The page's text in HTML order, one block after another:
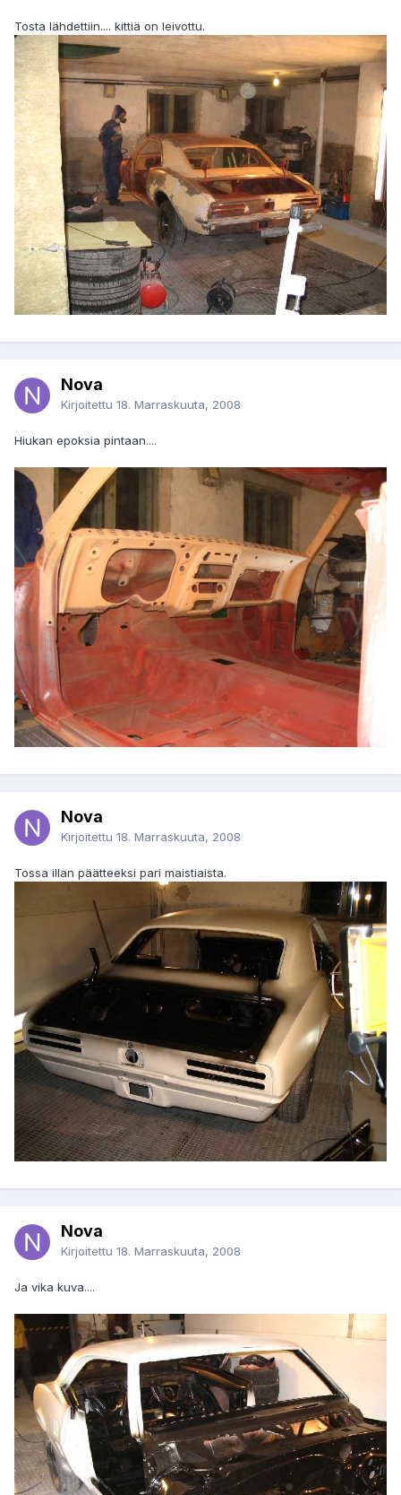
Tosta lähdettiin.... kittiä on leivottu.
Nova
Kirjoitettu 18. Marraskuuta, 2008
Hiukan epoksia pintaan....
Nova
Kirjoitettu 18. Marraskuuta, 2008
Tossa illan päätteeksi pari maistiaista.
Nova
Kirjoitettu 18. Marraskuuta, 2008
Ja vika kuva....